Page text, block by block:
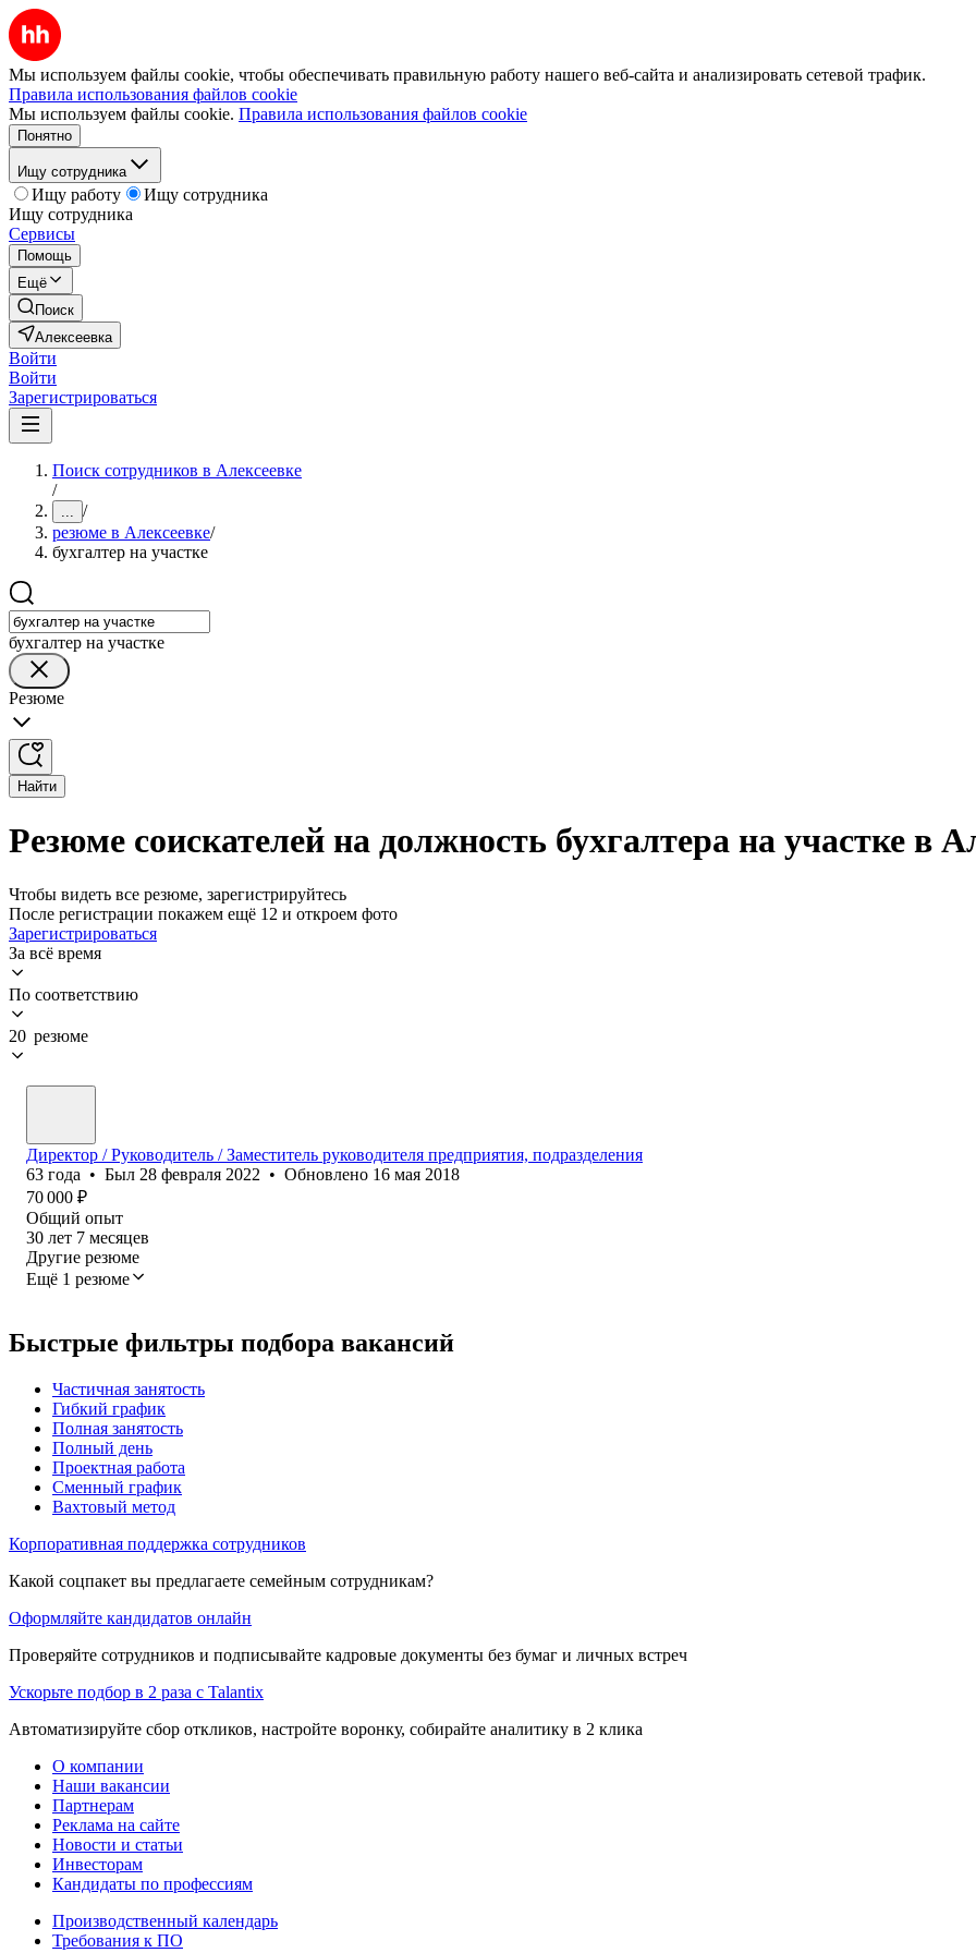
Мы используем файлы cookie, чтобы обеспечивать правильную работу нашего веб-сайта и анализировать сетевой трафик.
Правила использования файлов cookie
Мы используем файлы cookie. Правила использования файлов cookie
Понятно
Ищу сотрудника
Ищу работу
Ищу сотрудника
Ищу сотрудника
Сервисы
Помощь
Ещё
Поиск
Алексеевка
Войти
Войти
Зарегистрироваться
Поиск сотрудников в Алексеевке
/
... /
резюме в Алексеевке/
бухгалтер на участке
бухгалтер на участке
Резюме
Найти
Резюме соискателей на должность бухгалтера на участке в
Чтобы видеть все резюме, зарегистрируйтесь
После регистрации покажем ещё 12 и откроем фото
Зарегистрироваться
За всё время
По соответствию
20 резюме
Директор / Руководитель / Заместитель руководителя предприятия, подразделения
63 года • Был 28 февраля 2022 • Обновлено 16 мая 2018
70 000 ₽
Общий опыт
30 лет 7 месяцев
Другие резюме
Ещё 1 резюме
Быстрые фильтры подбора вакансий
Частичная занятость
Гибкий график
Полная занятость
Полный день
Проектная работа
Сменный график
Вахтовый метод
Корпоративная поддержка сотрудников
Какой соцпакет вы предлагаете семейным сотрудникам?
Оформляйте кандидатов онлайн
Проверяйте сотрудников и подписывайте кадровые документы без бумаг и личных встреч
Ускорьте подбор в 2 раза с Talantix
Автоматизируйте сбор откликов, настройте воронку, собирайте аналитику в 2 клика
О компании
Наши вакансии
Партнерам
Реклама на сайте
Новости и статьи
Инвесторам
Кандидаты по профессиям
Производственный календарь
Требования к ПО